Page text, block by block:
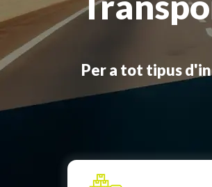
Per a tot tipus